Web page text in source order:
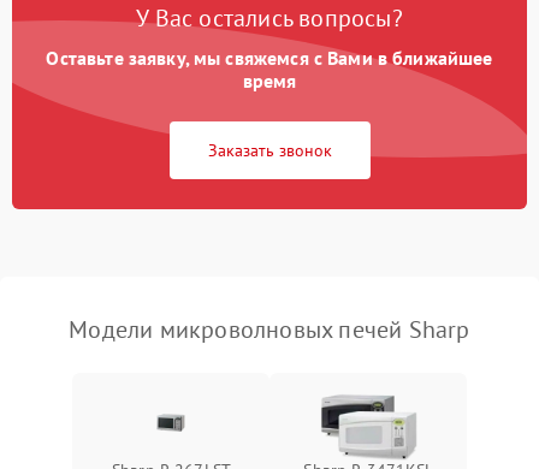
Проблемы с вентилятором 2000 ₽
Поломка системы
охлаждения
Подробнее →
Не работают сенсорные
Сломался трансформатор Подробнее →
У Вас остались вопросы?
Оставьте заявку, мы свяжемся с Вами в ближайшее
время
Заказать звонок
Модели микроволновых печей Sharp